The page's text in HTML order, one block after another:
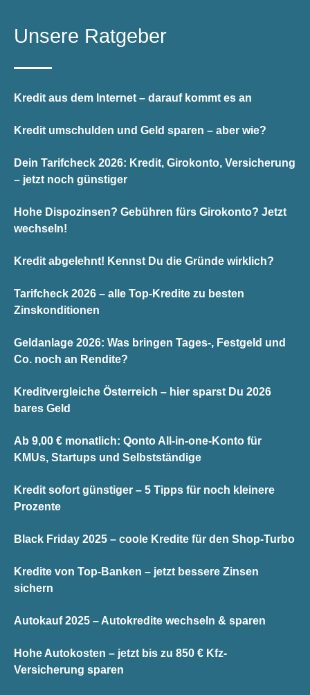
Unsere Ratgeber
Kredit aus dem Internet – darauf kommt es an
Kredit umschulden und Geld sparen – aber wie?
Dein Tarifcheck 2026: Kredit, Girokonto, Versicherung
– jetzt noch günstiger
Hohe Dispozinsen? Gebühren fürs Girokonto? Jetzt
wechseln!
Kredit abgelehnt! Kennst Du die Gründe wirklich?
Tarifcheck 2026 – alle Top-Kredite zu besten
Zinskonditionen
Geldanlage 2026: Was bringen Tages-, Festgeld und
Co. noch an Rendite?
Kreditvergleiche Österreich – hier sparst Du 2026
bares Geld
Ab 9,00 € monatlich: Qonto All-in-one-Konto für
KMUs, Startups und Selbstständige
Kredit sofort günstiger – 5 Tipps für noch kleinere
Prozente
Black Friday 2025 – coole Kredite für den Shop-Turbo
Kredite von Top-Banken – jetzt bessere Zinsen
sichern
Autokauf 2025 – Autokredite wechseln & sparen
Hohe Autokosten – jetzt bis zu 850 € Kfz-
Versicherung sparen